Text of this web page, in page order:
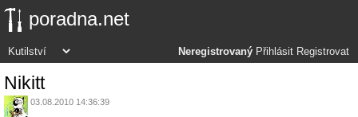
poradna.net
Neregistrovaný Přihlásit Registrovat
Nikitt
03.08.2010 14:36:39